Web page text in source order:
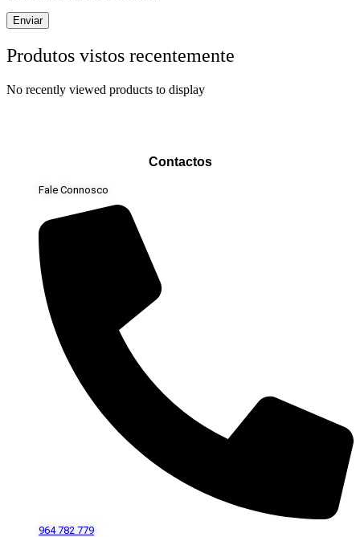
Produtos vistos recentemente
No recently viewed products to display
Contactos
Fale Connosco
964 782 779